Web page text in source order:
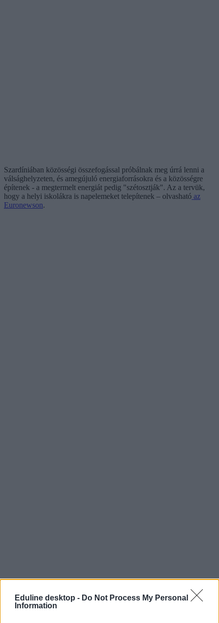
Eduline desktop - Do Not Process My Personal
Information
Szardíniában közösségi összefogással próbálnak meg úrrá lenni a
válsághelyzeten, és amegújuló energiaforrásokra és a közösségre
építenek - a megtermelt energiát pedig "szétosztják". Az a tervük,
hogy a helyi iskolákra is napelemeket telepítenek – olvasható az
Euronewson.